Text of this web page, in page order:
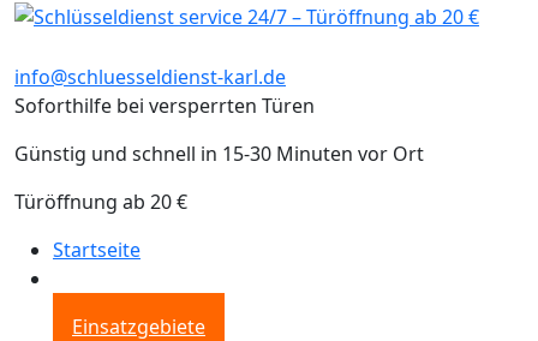
info@schluesseldienst-karl.de
Soforthilfe bei versperrten Türen
Günstig und schnell in 15-30 Minuten vor Ort
Türöffnung ab 20 €
Startseite
Einsatzgebiete